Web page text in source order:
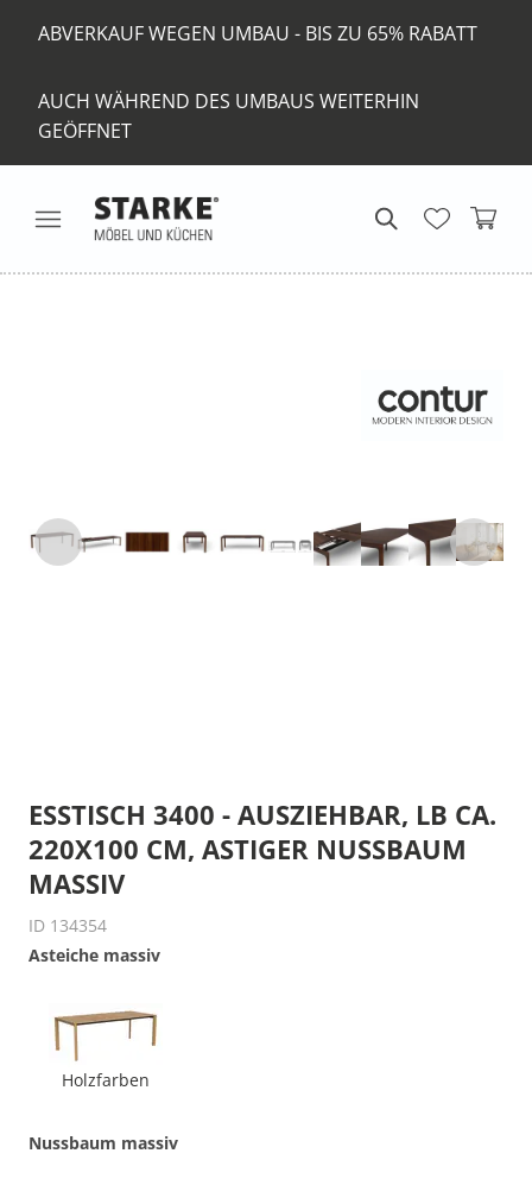
ABVERKAUF WEGEN UMBAU - BIS ZU 65% RABATT
AUCH WÄHREND DES UMBAUS WEITERHIN
GEÖFFNET
ESSTISCH 3400 - AUSZIEHBAR, LB CA.
220X100 CM, ASTIGER NUSSBAUM
MASSIV
ID 134354
Asteiche massiv
Holzfarben
Nussbaum massiv